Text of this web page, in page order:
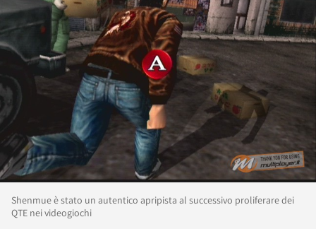
Shenmue è stato un autentico apripista al successivo proliferare dei
QTE nei videogiochi